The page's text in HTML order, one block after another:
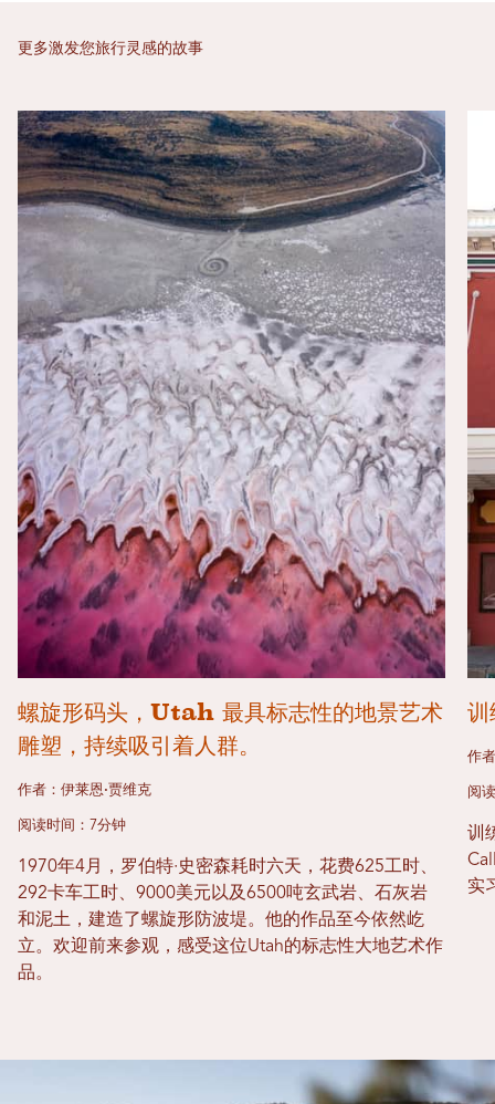
更多激发您旅行灵感的故事
螺旋形码头，Utah 最具标志性的地景艺术
雕塑，持续吸引着人群。
作者：伊莱恩·贾维克
阅读时间：7分钟
1970年4月，罗伯特·史密森耗时六天，花费625工时、
292卡车工时、9000美元以及6500吨玄武岩、石灰岩
和泥土，建造了螺旋形防波堤。他的作品至今依然屹
立。欢迎前来参观，感受这位Utah的标志性大地艺术作
品。
训
作
阅
训
实